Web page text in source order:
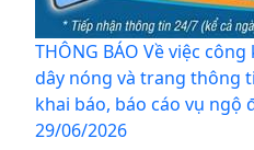
THÔNG BÁO Về việc
dây nóng và trang thông
khai báo, báo cáo vụ ngộ
29/06/2026